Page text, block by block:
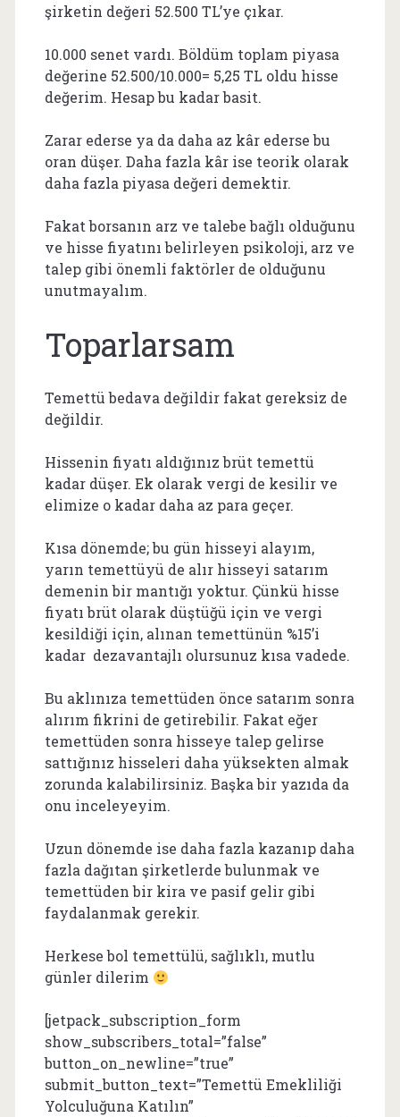
şirketin değeri 52.500 TL’ye çıkar.
10.000 senet vardı. Böldüm toplam piyasa
değerine 52.500/10.000= 5,25 TL oldu hisse
değerim. Hesap bu kadar basit.
Zarar ederse ya da daha az kâr ederse bu
oran düşer. Daha fazla kâr ise teorik olarak
daha fazla piyasa değeri demektir.
Fakat borsanın arz ve talebe bağlı olduğunu
ve hisse fiyatını belirleyen psikoloji, arz ve
talep gibi önemli faktörler de olduğunu
unutmayalım.
Toparlarsam
Temettü bedava değildir fakat gereksiz de
değildir.
Hissenin fiyatı aldığınız brüt temettü
kadar düşer. Ek olarak vergi de kesilir ve
elimize o kadar daha az para geçer.
Kısa dönemde; bu gün hisseyi alayım,
yarın temettüyü de alır hisseyi satarım
demenin bir mantığı yoktur. Çünkü hisse
fiyatı brüt olarak düştüğü için ve vergi
kesildiği için, alınan temettünün %15’i
kadar dezavantajlı olursunuz kısa vadede.
Bu aklınıza temettüden önce satarım sonra
alırım fikrini de getirebilir. Fakat eğer
temettüden sonra hisseye talep gelirse
sattığınız hisseleri daha yüksekten almak
zorunda kalabilirsiniz. Başka bir yazıda da
onu inceleyeyim.
Uzun dönemde ise daha fazla kazanıp daha
fazla dağıtan şirketlerde bulunmak ve
temettüden bir kira ve pasif gelir gibi
faydalanmak gerekir.
Herkese bol temettülü, sağlıklı, mutlu
günler dilerim
[jetpack_subscription_form
show_subscribers_total=”false”
button_on_newline=”true”
submit_button_text=”Temettü Emekliliği
Yolculuğuna Katılın”